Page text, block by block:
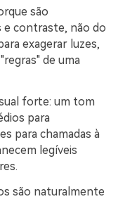
são
contraste, não do
exagerar luzes,
de uma
forte: um tom
para
para chamadas à
legíveis
são naturalmente